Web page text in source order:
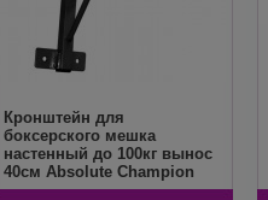
Кронштейн для
боксерского мешка
настенный до 100кг вынос
40см Absolute Champion